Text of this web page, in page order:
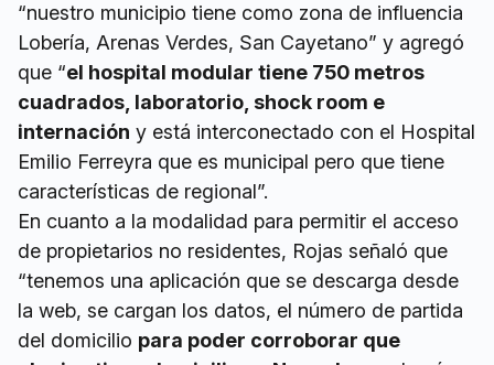
“nuestro municipio tiene como zona de influencia
Lobería, Arenas Verdes, San Cayetano” y agregó
que “el hospital modular tiene 750 metros
cuadrados, laboratorio, shock room e
internación y está interconectado con el Hospital
Emilio Ferreyra que es municipal pero que tiene
características de regional”.
En cuanto a la modalidad para permitir el acceso
de propietarios no residentes, Rojas señaló que
“tenemos una aplicación que se descarga desde
la web, se cargan los datos, el número de partida
del domicilio para poder corroborar que